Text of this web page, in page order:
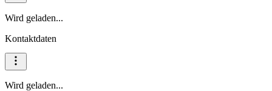
Wird geladen...
Kontaktdaten
Wird geladen...